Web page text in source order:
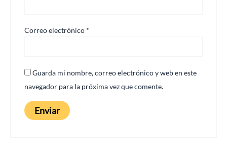
Correo electrónico *
Guarda mi nombre, correo electrónico y web en este
navegador para la próxima vez que comente.